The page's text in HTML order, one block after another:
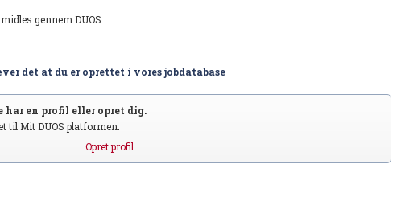
gennem DUOS.
det at du er oprettet i vores jobdatabase
har en profil eller opret dig.
til Mit DUOS platformen.
Opret profil